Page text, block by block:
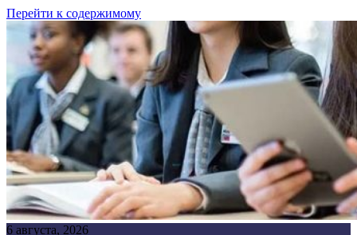
Перейти к содержимому
6 августа, 2026